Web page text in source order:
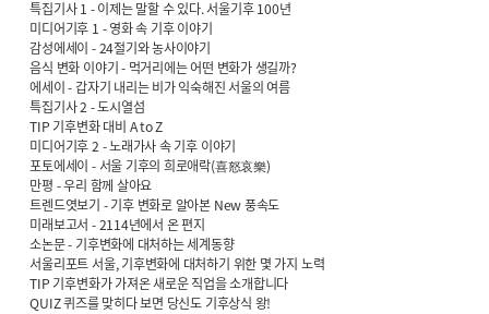
특집기사 1 - 이제는 말할 수 있다. 서울기후 100년
미디어기후 1 - 영화 속 기후 이야기
감성에세이 - 24절기와 농사이야기
음식 변화 이야기 - 먹거리에는 어떤 변화가 생길까?
에세이 - 갑자기 내리는 비가 익숙해진 서울의 여름
특집기사 2 - 도시열섬
TIP 기후변화 대비 A to Z
미디어기후 2 - 노래가사 속 기후 이야기
포토에세이 - 서울 기후의 희로애락(喜怒哀樂)
만평 - 우리 함께 살아요
트렌드엿보기 - 기후 변화로 알아본 New 풍속도
미래보고서 - 2114년에서 온 편지
소논문 - 기후변화에 대처하는 세계동향
서울리포트 서울, 기후변화에 대처하기 위한 몇 가지 노력
TIP 기후변화가 가져온 새로운 직업을 소개합니다
QUIZ 퀴즈를 맞히다 보면 당신도 기후상식 왕!